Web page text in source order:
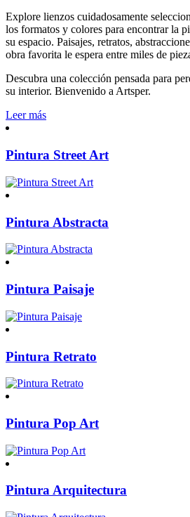
Explore lienzos cuidadosamente
los formatos y colores para encontrar la
su espacio. Paisajes, retratos,
obra favorita le espera entre miles de
Descubra una colección pensada para
su interior. Bienvenido a Artsper.
Leer más
Pintura Street Art
Pintura Abstracta
Pintura Paisaje
Pintura Retrato
Pintura Pop Art
Pintura Arquitectura